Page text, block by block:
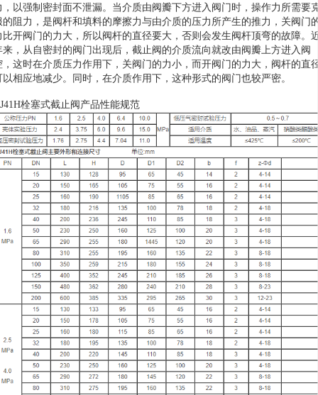
，以强制密封面不泄漏。当介质由阀瓣下方进入阀门时，操作力所需要
的阻力，是阀杆和填料的摩擦力与由介质的压力所产生的推力，关阀门
比开阀门的力大，所以阀杆的直径要大，否则会发生阀杆顶弯的故障。
来，从自密封的阀门出现后，截止阀的介质流向就改由阀瓣上方进入阀
，这时在介质压力作用下，关阀门的力小，而开阀门的力大，阀杆的直
以相应地减少。同时，在介质作用下，这种形式的阀门也较严密。
栓塞式截止阀产品性能规范